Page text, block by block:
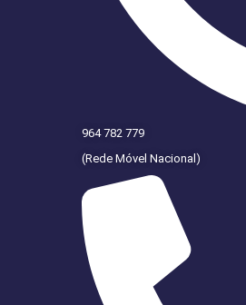
964 782 779
(Rede Móvel Nacional)